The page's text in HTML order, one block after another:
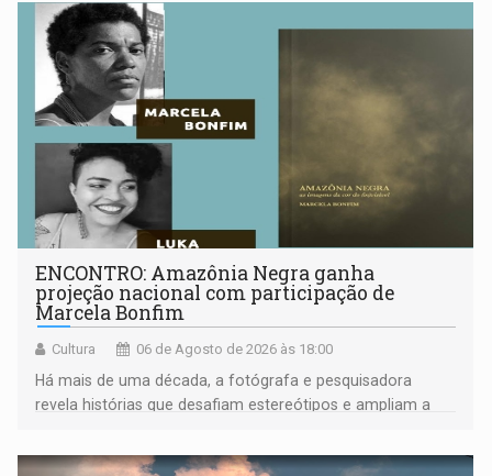
ENCONTRO: Amazônia Negra ganha
projeção nacional com participação de
Marcela Bonfim
Cultura 06 de Agosto de 2026 às 18:00
Há mais de uma década, a fotógrafa e pesquisadora
revela histórias que desafiam estereótipos e ampliam a
negras